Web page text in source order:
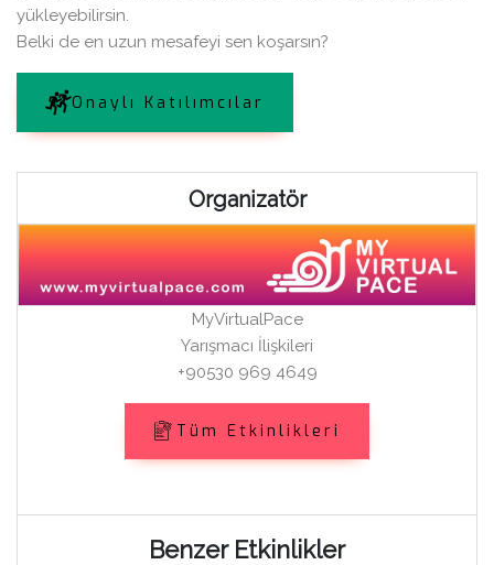
yükleyebilirsin.
Belki de en uzun mesafeyi sen koşarsın?
Onaylı Katılımcılar
Organizatör
MyVirtualPace
Yarışmacı İlişkileri
+90530 969 4649
Tüm Etkinlikleri
Benzer Etkinlikler